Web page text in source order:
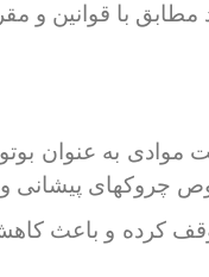
به عنوان
پیشانی
کرده و باعث